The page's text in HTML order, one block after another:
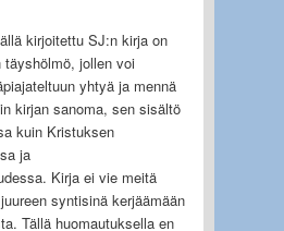
kirjoitettu SJ:n kirja on
jollen voi
yhtyä ja mennä
kirjan sanoma, sen sisältö
kuin Kristuksen
ja
Kirja ei vie meitä
syntisinä kerjäämään
Tällä huomautuksella en